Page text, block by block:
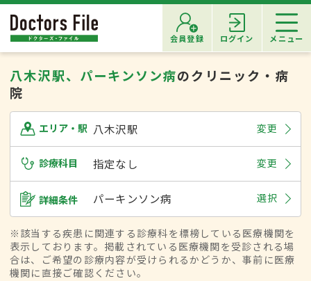
会員登録 ログイン メニュー
八木沢駅、パーキンソン病のクリニック・病
院
エリア・駅 八木沢駅 変更
診療科目 指定なし 変更
詳細条件 パーキンソン病 選択
※該当する疾患に関連する診療科を標榜している医療機関を
表示しております。掲載されている医療機関を受診される場
合は、ご希望の診療内容が受けられるかどうか、事前に医療
機関に直接ご確認ください。